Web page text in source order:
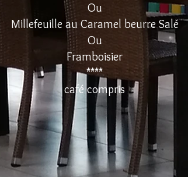
Ou
Millefeuille au Caramel beurre Salé
Ou
Framboisier
****
café compris